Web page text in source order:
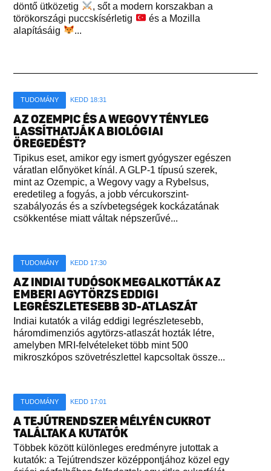
döntő ütközetig
, sőt a modern korszakban a
törökországi puccskísérletig
és a Mozilla
alapításáig
...
TUDOMÁNY KEDD 18:31
AZ OZEMPIC ÉS A WEGOVY TÉNYLEG
LASSÍTHATJÁK A BIOLÓGIAI
ÖREGEDÉST?
Tipikus eset, amikor egy ismert gyógyszer egészen
váratlan előnyöket kínál. A GLP-1 típusú szerek,
mint az Ozempic, a Wegovy vagy a Rybelsus,
eredetileg a fogyás, a jobb vércukorszint-
szabályozás és a szívbetegségek kockázatának
csökkentése miatt váltak népszerűvé...
TUDOMÁNY KEDD 17:30
AZ INDIAI TUDÓSOK MEGALKOTTÁK AZ
EMBERI AGYTÖRZS EDDIGI
LEGRÉSZLETESEBB 3D-ATLASZÁT
Indiai kutatók a világ eddigi legrészletesebb,
háromdimenziós agytörzs-atlaszát hozták létre,
amelyben MRI-felvételeket több mint 500
mikroszkópos szövetrészlettel kapcsoltak össze...
TUDOMÁNY KEDD 17:01
A TEJÚTRENDSZER MÉLYÉN CUKROT
TALÁLTAK A KUTATÓK
Többek között különleges eredményre jutottak a
kutatók: a Tejútrendszer középpontjához közel egy